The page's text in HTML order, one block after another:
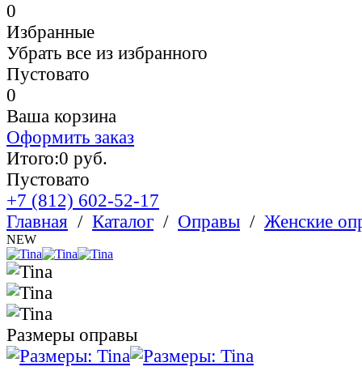
0
Избранные
Убрать все из избранного
Пустовато
0
Ваша корзина
Оформить заказ
Итого:0 руб.
Пустовато
+7 (812) 602-52-17
Главная / Каталог / Оправы / Женские
NEW
Размеры оправы